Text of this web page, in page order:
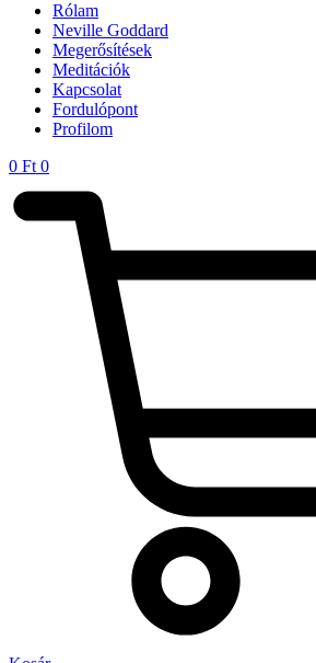
Rólam
Neville Goddard
Megerősítések
Meditációk
Kapcsolat
Fordulópont
Profilom
0 Ft 0